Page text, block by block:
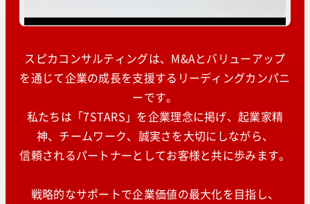
スピカコンサルティングは、M&Aとバリューアップ
を通じて企業の成長を支援するリーディングカンパニ
ーです。
私たちは「7STARS」を企業理念に掲げ、起業家精
神、チームワーク、誠実さを大切にしながら、
信頼されるパートナーとしてお客様と共に歩みます。
戦略的なサポートで企業価値の最大化を目指し、